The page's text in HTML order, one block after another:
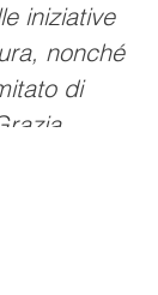
iniziative
nonché
di